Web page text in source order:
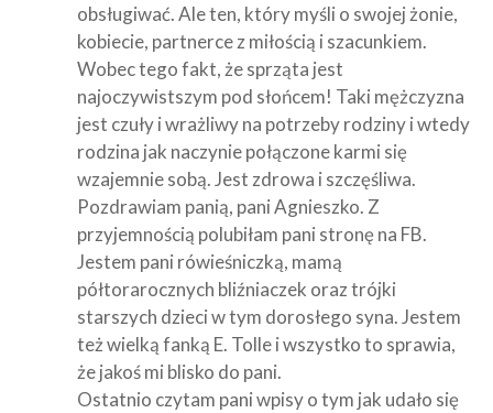
obsługiwać. Ale ten, który myśli o swojej żonie,
kobiecie, partnerce z miłością i szacunkiem.
Wobec tego fakt, że sprząta jest
najoczywistszym pod słońcem! Taki mężczyzna
jest czuły i wrażliwy na potrzeby rodziny i wtedy
rodzina jak naczynie połączone karmi się
wzajemnie sobą. Jest zdrowa i szczęśliwa.
Pozdrawiam panią, pani Agnieszko. Z
przyjemnością polubiłam pani stronę na FB.
Jestem pani rówieśniczką, mamą
półtorarocznych bliźniaczek oraz trójki
starszych dzieci w tym dorosłego syna. Jestem
też wielką fanką E. Tolle i wszystko to sprawia,
że jakoś mi blisko do pani.
Ostatnio czytam pani wpisy o tym jak udało się